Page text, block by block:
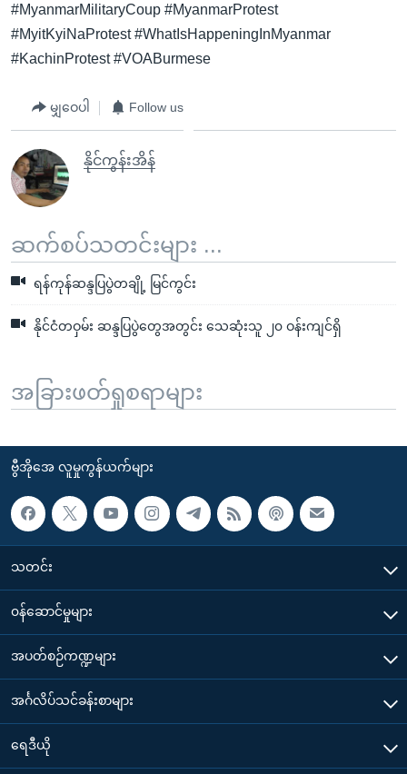
#MyanmarMilitaryCoup #MyanmarProtest
#MyitKyiNaProtest #WhatIsHappeningInMyanmar
#KachinProtest #VOABurmese
မျှဝေပါ Follow us
နိုင်ကွန်းအိန်
ဆက်စပ်သတင်းများ ...
ရန်ကုန်ဆန္ဒပြပွဲတချို့ မြင်ကွင်း
နိုင်ငံတဝှမ်း ဆန္ဒပြပွဲတွေအတွင်း သေဆုံးသူ ၂၀ ဝန်းကျင်ရှိ
အခြားဖတ်ရှုစရာများ
ဗွီအိုအေ လူမှုကွန်ယက်များ
သတင်း
၀န်ဆောင်မှုများ
အပတ်စဉ်ကဏ္ဍများ
အင်္ဂလိပ်သင်ခန်းစာများ
ရေဒီယို